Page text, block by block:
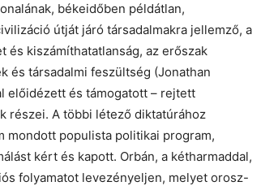
békeidőben példátlan,
útját járó társadalmakra jellemző, a
és kiszámíthatatlanság, az erőszak
és társadalmi feszültség (Jonathan
előidézett és támogatott – rejtett
részei. A többi létező diktatúrához
mondott populista politikai program,
kért és kapott. Orbán, a kétharmaddal,
folyamatot levezényeljen, melyet orosz-